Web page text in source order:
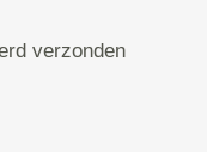
verzonden